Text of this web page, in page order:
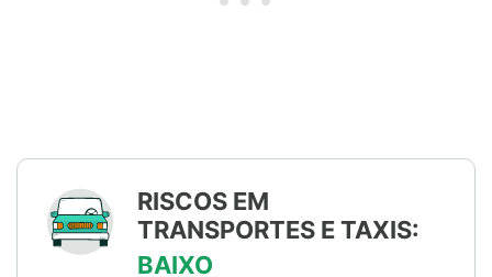
RISCOS EM
TRANSPORTES E TAXIS:
BAIXO